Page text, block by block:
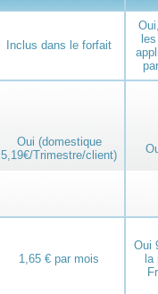
Inclus dans le forfait
Oui (domestique
5,19€/Trimestre/client)
1,65 € par mois
Oui
la